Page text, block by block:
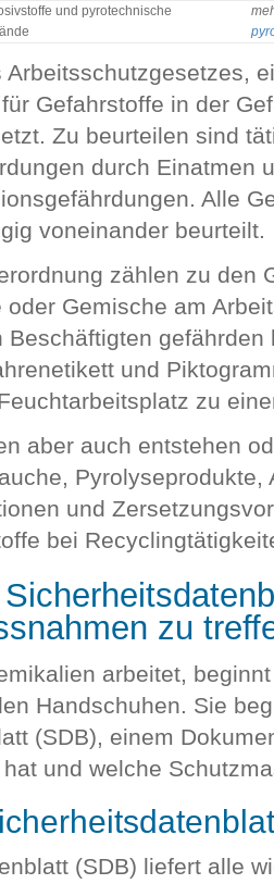
und pyrotechnische
Arbeitsschutzgesetzes,
Gefahrstoffe in der
Zu beurteilen sind
durch Einatmen
Alle
voneinander beurteilt.
zählen zu den
Gemische am
Beschäftigten
und
zu
aber auch entstehen
Pyrolyseprodukte,
und
bei
zu
arbeitet,
Handschuhen. Sie
(SDB), einem
und welche
(SDB) liefert alle